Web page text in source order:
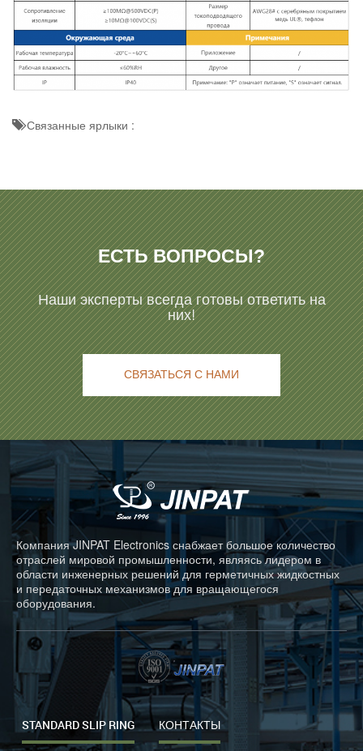
Связанные ярлыки :
ЕСТЬ ВОПРОСЫ?
Наши эксперты всегда готовы ответить на
них!
СВЯЗАТЬСЯ С НАМИ
Компания JINPAT Electronics снабжает большое количество
отраслей мировой промышленности, являясь лидером в
области инженерных решений для герметичных жидкостных
и передаточных механизмов для вращающегося
оборудования.
STANDARD SLIP RING КОНТАКТЫ